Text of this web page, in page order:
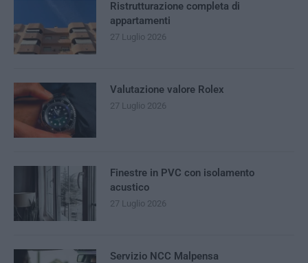
Ristrutturazione completa di
appartamenti
27 Luglio 2026
Valutazione valore Rolex
27 Luglio 2026
Finestre in PVC con isolamento
acustico
27 Luglio 2026
Servizio NCC Malpensa